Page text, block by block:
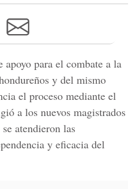
para el combate a la
y del mismo
el proceso mediante el
a los nuevos magistrados
atendieron las
y eficacia del